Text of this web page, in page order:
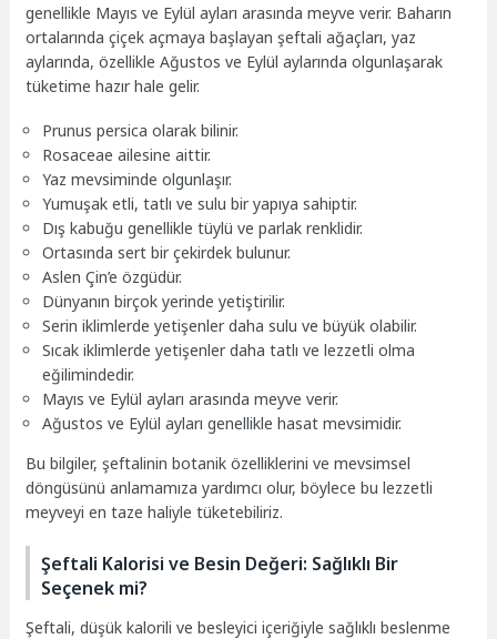
genellikle Mayıs ve Eylül ayları arasında meyve verir. Baharın
ortalarında çiçek açmaya başlayan şeftali ağaçları, yaz
aylarında, özellikle Ağustos ve Eylül aylarında olgunlaşarak
tüketime hazır hale gelir.
Prunus persica olarak bilinir.
Rosaceae ailesine aittir.
Yaz mevsiminde olgunlaşır.
Yumuşak etli, tatlı ve sulu bir yapıya sahiptir.
Dış kabuğu genellikle tüylü ve parlak renklidir.
Ortasında sert bir çekirdek bulunur.
Aslen Çin’e özgüdür.
Dünyanın birçok yerinde yetiştirilir.
Serin iklimlerde yetişenler daha sulu ve büyük olabilir.
Sıcak iklimlerde yetişenler daha tatlı ve lezzetli olma
eğilimindedir.
Mayıs ve Eylül ayları arasında meyve verir.
Ağustos ve Eylül ayları genellikle hasat mevsimidir.
Bu bilgiler, şeftalinin botanik özelliklerini ve mevsimsel
döngüsünü anlamamıza yardımcı olur, böylece bu lezzetli
meyveyi en taze haliyle tüketebiliriz.
Şeftali Kalorisi ve Besin Değeri: Sağlıklı Bir
Seçenek mi?
Şeftali, düşük kalorili ve besleyici içeriğiyle sağlıklı beslenme